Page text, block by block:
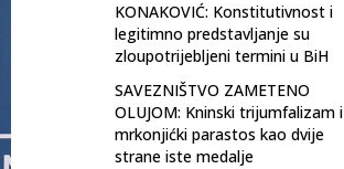
KONAKOVIĆ: Konstitutivnost i
legitimno predstavljanje su
zloupotrijebljeni termini u BiH
SAVEZNIŠTVO ZAMETENO
OLUJOM: Kninski trijumfalizam i
mrkonjićki parastos kao dvije
strane iste medalje